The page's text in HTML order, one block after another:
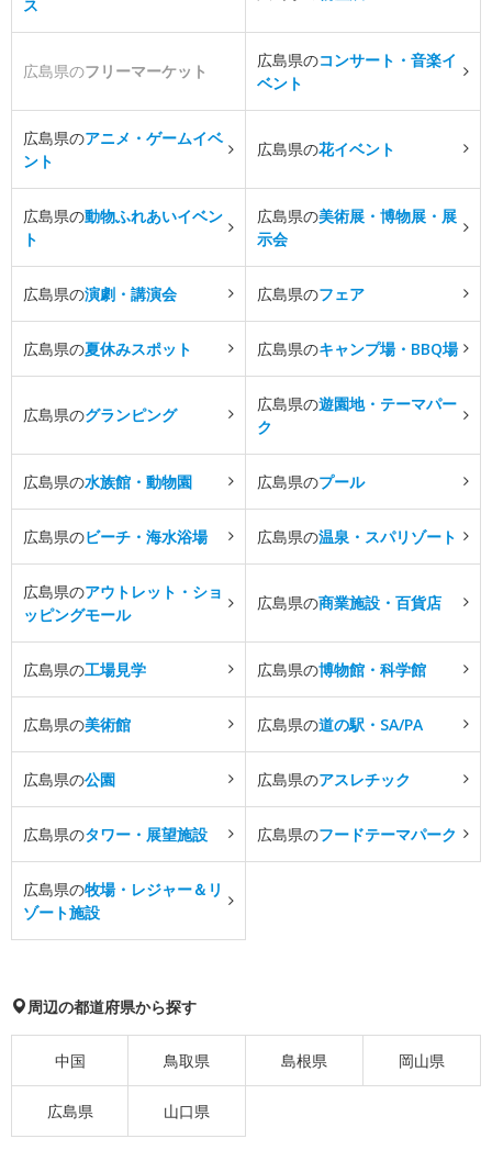
ス
広島県のフリーマーケット
広島県のコンサート・音楽イ
ベント
広島県のアニメ・ゲームイベ
ント
広島県の花イベント
広島県の動物ふれあいイベン
ト
広島県の美術展・博物展・展
示会
広島県の演劇・講演会 広島県のフェア
広島県の夏休みスポット 広島県のキャンプ場・BBQ場
広島県のグランピング
広島県の遊園地・テーマパー
ク
広島県の水族館・動物園 広島県のプール
広島県のビーチ・海水浴場 広島県の温泉・スパリゾート
広島県のアウトレット・ショ
ッピングモール
広島県の商業施設・百貨店
広島県の工場見学 広島県の博物館・科学館
広島県の美術館 広島県の道の駅・SA/PA
広島県の公園 広島県のアスレチック
広島県のタワー・展望施設 広島県のフードテーマパーク
広島県の牧場・レジャー＆リ
ゾート施設
周辺の都道府県から探す
中国 鳥取県 島根県 岡山県
広島県 山口県